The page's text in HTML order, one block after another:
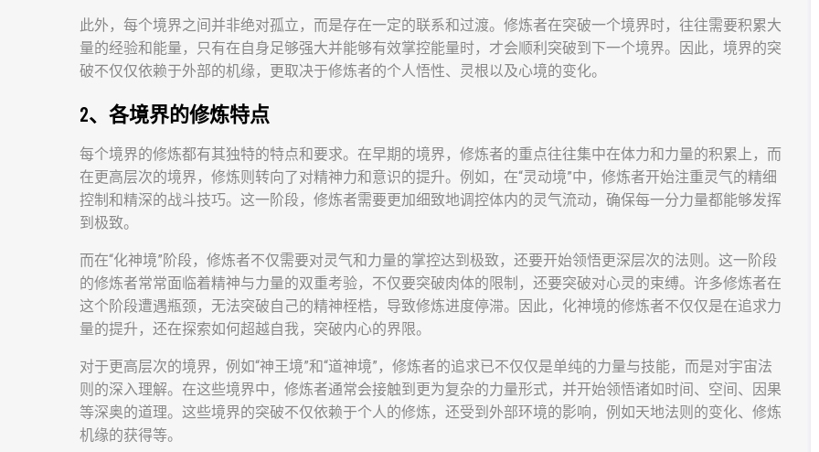
此外，每个境界之间并非绝对孤立，而是存在一定的联系和过渡。修炼者在突破一个境界时，往往需要积累大
量的经验和能量，只有在自身足够强大并能够有效掌控能量时，才会顺利突破到下一个境界。因此，境界的突
破不仅仅依赖于外部的机缘，更取决于修炼者的个人悟性、灵根以及心境的变化。
2、各境界的修炼特点
每个境界的修炼都有其独特的特点和要求。在早期的境界，修炼者的重点往往集中在体力和力量的积累上，而
在更高层次的境界，修炼则转向了对精神力和意识的提升。例如，在“灵动境”中，修炼者开始注重灵气的精细
控制和精深的战斗技巧。这一阶段，修炼者需要更加细致地调控体内的灵气流动，确保每一分力量都能够发挥
到极致。
而在“化神境”阶段，修炼者不仅需要对灵气和力量的掌控达到极致，还要开始领悟更深层次的法则。这一阶段
的修炼者常常面临着精神与力量的双重考验，不仅要突破肉体的限制，还要突破对心灵的束缚。许多修炼者在
这个阶段遭遇瓶颈，无法突破自己的精神桎梏，导致修炼进度停滞。因此，化神境的修炼者不仅仅是在追求力
量的提升，还在探索如何超越自我，突破内心的界限。
对于更高层次的境界，例如“神王境”和“道神境”，修炼者的追求已不仅仅是单纯的力量与技能，而是对宇宙法
则的深入理解。在这些境界中，修炼者通常会接触到更为复杂的力量形式，并开始领悟诸如时间、空间、因果
等深奥的道理。这些境界的突破不仅依赖于个人的修炼，还受到外部环境的影响，例如天地法则的变化、修炼
机缘的获得等。